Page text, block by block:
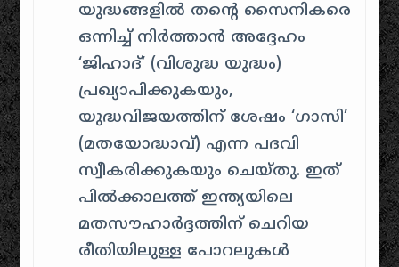
യുദ്ധങ്ങളിൽ തന്റെ സൈനികരെ
ഒന്നിച്ച് നിർത്താൻ അദ്ദേഹം
‘ജിഹാദ്’ (വിശുദ്ധ യുദ്ധം)
പ്രഖ്യാപിക്കുകയും,
യുദ്ധവിജയത്തിന് ശേഷം ‘ഗാസി’
(മതയോദ്ധാവ്) എന്ന പദവി
സ്വീകരിക്കുകയും ചെയ്തു. ഇത്
പിൽക്കാലത്ത് ഇന്ത്യയിലെ
മതസൗഹാർദ്ദത്തിന് ചെറിയ
രീതിയിലുള്ള പോറലുകൾ